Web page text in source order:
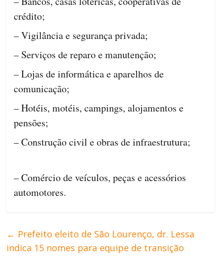
crédito;
– Vigilância e segurança privada;
– Serviços de reparo e manutenção;
– Lojas de informática e aparelhos de
comunicação;
– Hotéis, motéis, campings, alojamentos e
pensões;
– Construção civil e obras de infraestrutura;
– Comércio de veículos, peças e acessórios
automotores.
← Prefeito eleito de São Lourenço, dr. Lessa
indica 15 nomes para equipe de transição